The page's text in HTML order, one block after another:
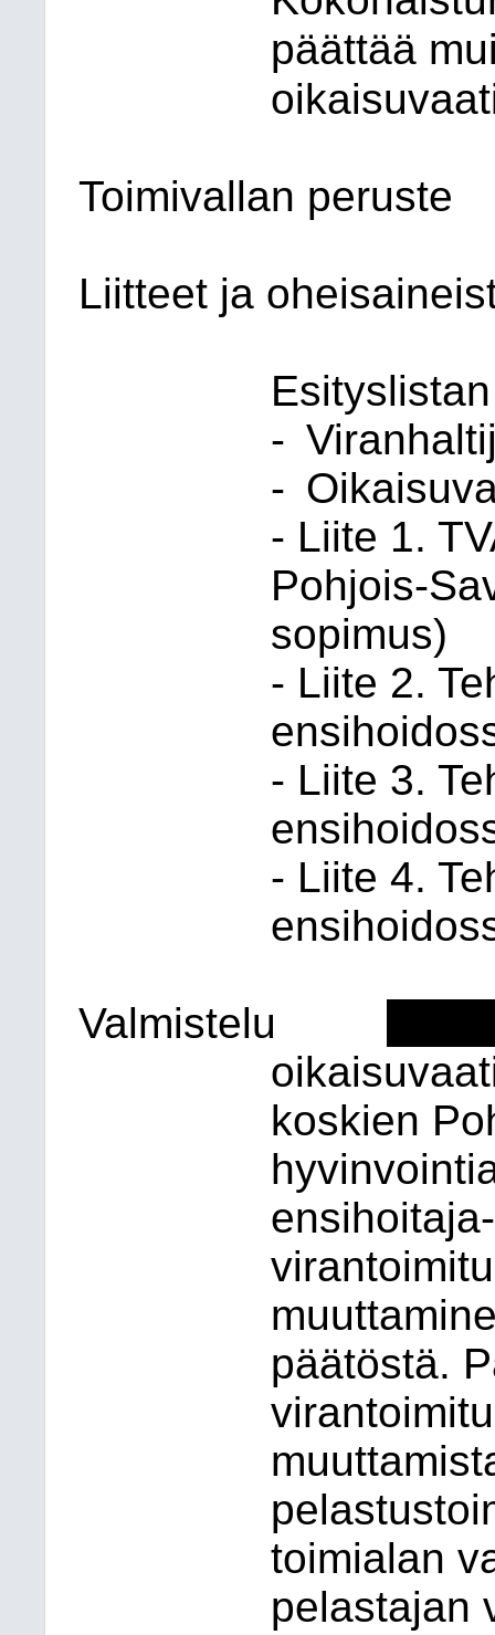
päättää
Toimivallan peruste
Liitteet ja
-
-
- Liite 1.
Pohjois-
sopimus)
- Liite 2.
- Liite 3.
- Liite 4.
Valmistelu
koskien
päätöstä.
toimialan
pelastajan